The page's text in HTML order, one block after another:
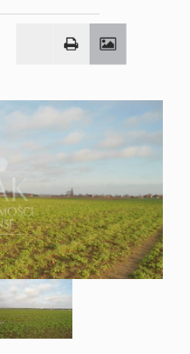
Firma
Kontakt